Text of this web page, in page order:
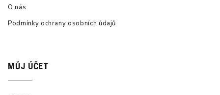
O nás
Podmínky ochrany osobních údajů
MŮJ ÚČET